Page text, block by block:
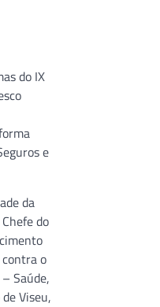
do IX
e
da
do
contra o
Saúde,
Viseu,